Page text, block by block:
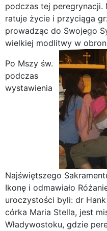
podczas tej peregrynacji.
ratuje życie i przyciąga
prowadząc do Swojego
wielkiej modlitwy w
Po Mszy św.
podczas
wystawienia
Najświętszego
Ikonę i odmawiało
uroczystości byli: dr
córka Maria Stella, jest
Władywostoku, gdzie